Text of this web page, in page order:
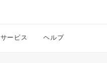
サービス ヘルプ